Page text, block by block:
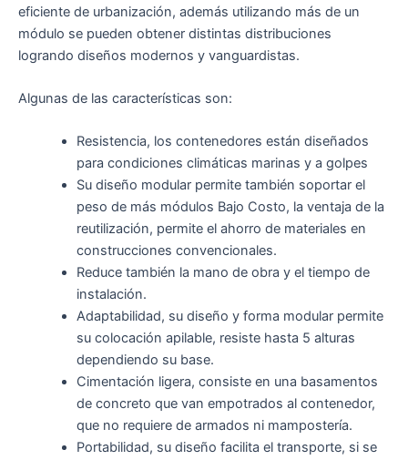
eficiente de urbanización, además utilizando más de un
módulo se pueden obtener distintas distribuciones
logrando diseños modernos y vanguardistas.
Algunas de las características son:
Resistencia, los contenedores están diseñados
para condiciones climáticas marinas y a golpes
Su diseño modular permite también soportar el
peso de más módulos Bajo Costo, la ventaja de la
reutilización, permite el ahorro de materiales en
construcciones convencionales.
Reduce también la mano de obra y el tiempo de
instalación.
Adaptabilidad, su diseño y forma modular permite
su colocación apilable, resiste hasta 5 alturas
dependiendo su base.
Cimentación ligera, consiste en una basamentos
de concreto que van empotrados al contenedor,
que no requiere de armados ni mampostería.
Portabilidad, su diseño facilita el transporte, si se